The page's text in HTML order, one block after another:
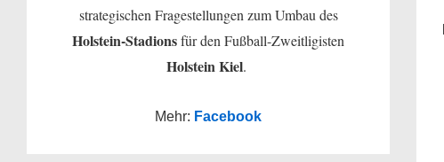
strategischen Fragestellungen zum Umbau des
Holstein-Stadionsfür den Fußball-Zweitligisten
Holstein Kiel.
Mehr: Facebook